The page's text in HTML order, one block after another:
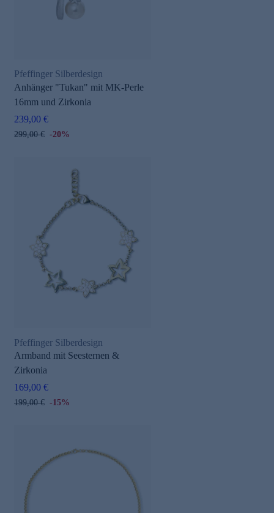
Pfeffinger Silberdesign
Anhänger "Tukan" mit MK-Perle
16mm und Zirkonia
239,00 €
299,00 € -20%
Pfeffinger Silberdesign
Armband mit Seesternen &
Zirkonia
169,00 €
199,00 € -15%